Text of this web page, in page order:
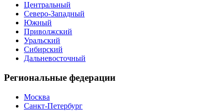
Центральный
Северо-Западный
Южный
Приволжский
Уральский
Сибирский
Дальневосточный
Региональные федерации
Москва
Санкт-Петербург